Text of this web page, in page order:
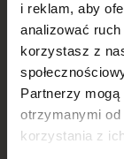
i reklam, aby
analizować
korzystasz z
Partnerzy mogą
otrzymanymi
korzystania z